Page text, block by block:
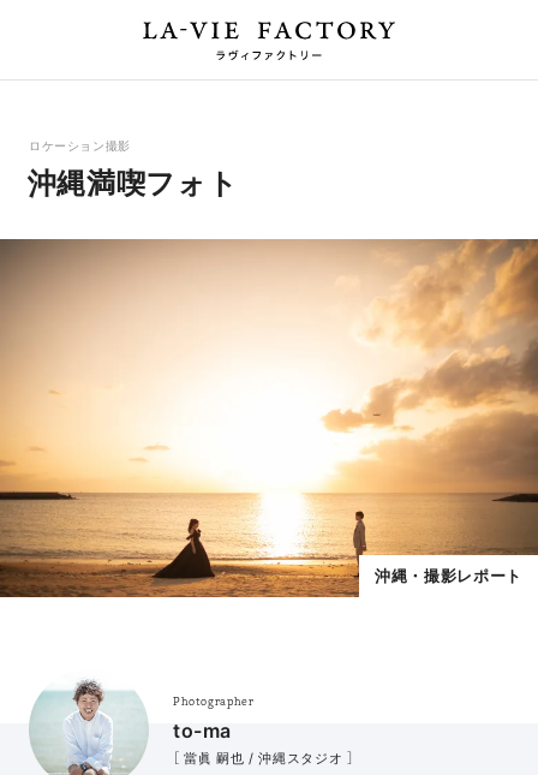
ロケーション撮影
沖縄満喫フォト
沖縄・撮影レポート
Photographer
to-ma
［ 當眞 嗣也 / 沖縄スタジオ ］